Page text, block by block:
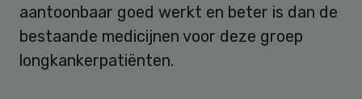
aantoonbaar goed werkt en beter is dan de
bestaande medicijnen voor deze groep
longkankerpatiënten.